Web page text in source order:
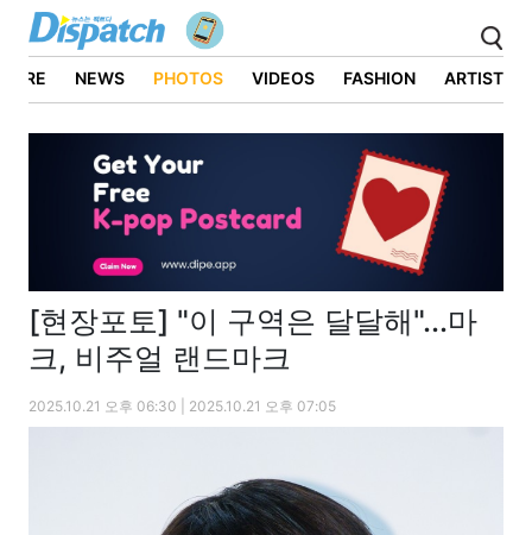
NEWS PHOTOS VIDEOS FASHION ARTIST
[현장포토] "이 구역은 달달해"...마
크, 비주얼 랜드마크
2025.10.21 오후 06:30 | 2025.10.21 오후 07:05